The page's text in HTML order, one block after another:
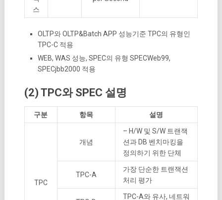
스
OLTP와 OLTP&Batch APP 성능기준 TPC의 유형인
TPC-C 적용
WEB, WAS 성능, SPEC의 유형 SPECWeb99,
SPECjbb2000 적용
(2) TPC와 SPEC 설명
구분 항목 설명
TPC
개념
– H/W 및 S/W 트랜잭
션과 DB 벤치마킹을
정의하기 위한 단체
TPC-A
가장 단순한 트랜잭션
처리 평가
TPC-A와 유사, 네트워